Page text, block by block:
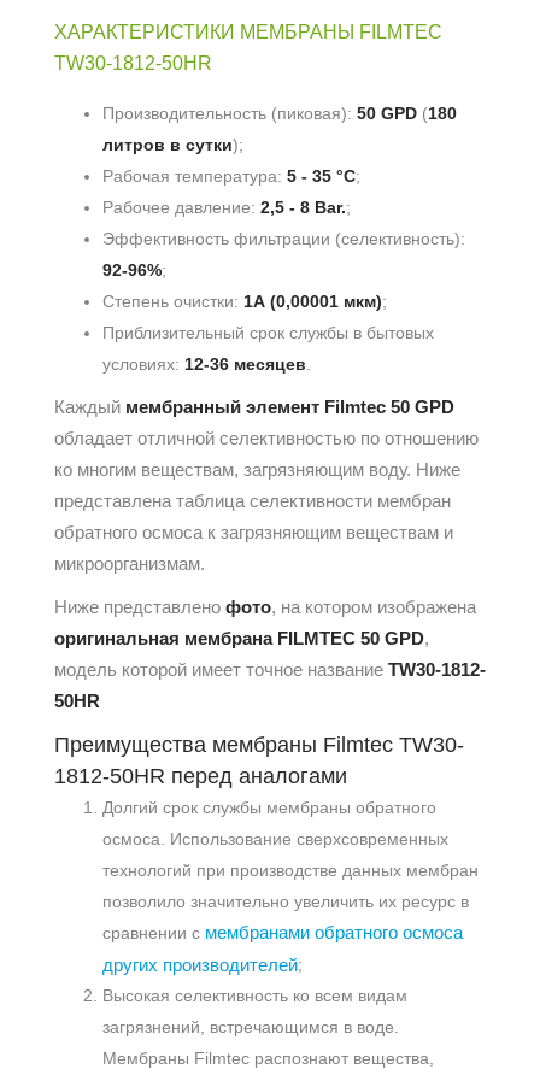
ХАРАКТЕРИСТИКИ МЕМБРАНЫ FILMTEC
TW30-1812-50HR
Производительность (пиковая): 50 GPD (180
литров в сутки);
Рабочая температура: 5 - 35 °С;
Рабочее давление: 2,5 - 8 Bar.;
Эффективность фильтрации (селективность):
92-96%;
Степень очистки: 1А (0,00001 мкм);
Приблизительный срок службы в бытовых
условиях: 12-36 месяцев
Каждый мембранный элемент Filmtec 50 GPD
обладает отличной селективностью по отношению
ко многим веществам, загрязняющим воду. Ниже
представлена таблица селективности мембран
обратного осмоса к загрязняющим веществам и
микроорганизмам.
Ниже представлено фото, на котором изображена
оригинальная мембрана FILMTEC 50 GPD,
модель которой имеет точное название TW30-1812-
50HR
Преимущества мембраны Filmtec TW30-
1812-50HR перед аналогами
Долгий срок службы мембраны обратного
осмоса. Использование сверхсовременных
технологий при производстве данных мембран
позволило значительно увеличить их ресурс в
сравнении с мембранами обратного осмоса
других производителей;
Высокая селективность ко всем видам
загрязнений, встречающимся в воде.
Мембраны Filmtec распознают вещества,